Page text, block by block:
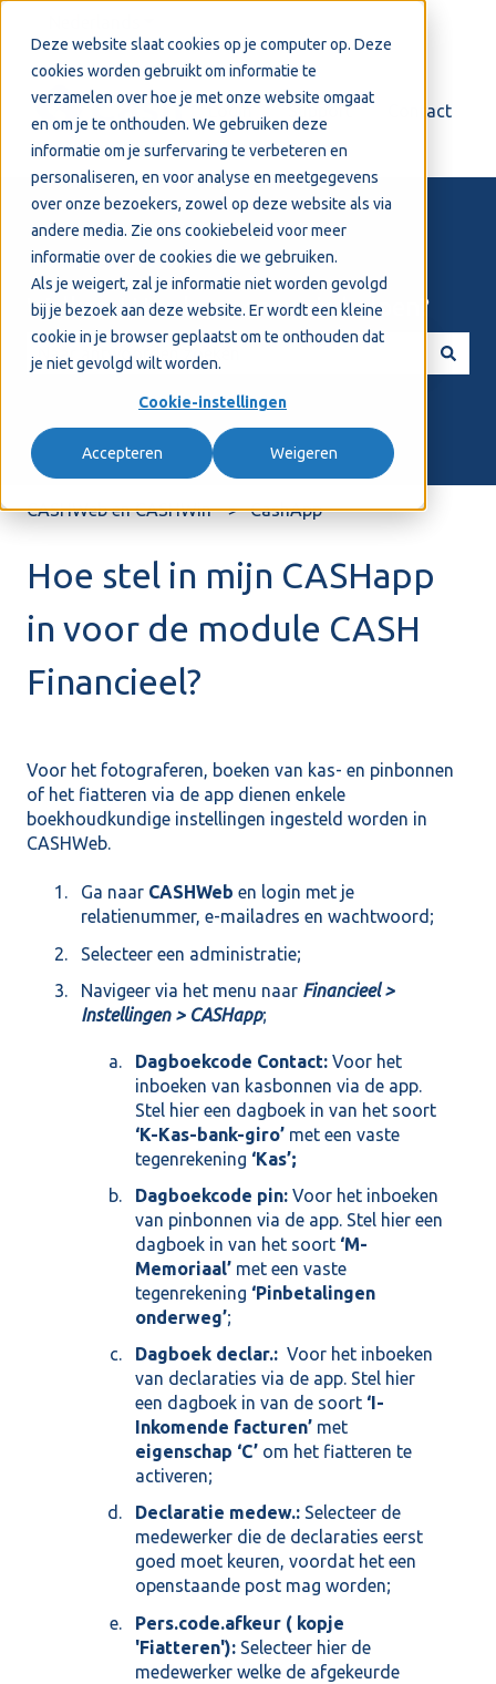
Deze website slaat cookies op je computer op. Deze
cookies worden gebruikt om informatie te
verzamelen over hoe je met onze website omgaat
en om je te onthouden. We gebruiken deze
informatie om je surfervaring te verbeteren en
personaliseren, en voor analyse en meetgegevens
over onze bezoekers, zowel op deze website als via
andere media. Zie ons cookiebeleid voor meer
informatie over de cookies die we gebruiken.
Als je weigert, zal je informatie niet worden gevolgd
bij je bezoek aan deze website. Er wordt een kleine
cookie in je browser geplaatst om te onthouden dat
je niet gevolgd wilt worden.
Cookie-instellingen
Accepteren Weigeren
Support Contact
Welkom! Hoe kunnen we je helpen?
CASHWeb en CASHWin CashApp
Hoe stel in mijn CASHapp
in voor de module CASH
Financieel?
Voor het fotograferen, boeken van kas- en pinbonnen
of het fiatteren via de app dienen enkele
boekhoudkundige instellingen ingesteld worden in
CASHWeb.
Ga naar CASHWeb en login met je
relatienummer, e-mailadres en wachtwoord;
Selecteer een administratie;
Navigeer via het menu naar Financieel >
Instellingen > CASHapp;
Dagboekcode Contact: Voor het
inboeken van kasbonnen via de app.
Stel hier een dagboek in van het soort
‘K-Kas-bank-giro’ met een vaste
tegenrekening ‘Kas’;
Dagboekcode pin: Voor het inboeken
van pinbonnen via de app. Stel hier een
dagboek in van het soort ‘M-
Memoriaal’ met een vaste
tegenrekening ‘Pinbetalingen
onderweg’;
Dagboek declar.: Voor het inboeken
van declaraties via de app. Stel hier
een dagboek in van de soort ‘I-
Inkomende facturen’ met
eigenschap ‘C’ om het fiatteren te
activeren;
Declaratie medew.: Selecteer de
medewerker die de declaraties eerst
goed moet keuren, voordat het een
openstaande post mag worden;
Pers.code.afkeur ( kopje
'Fiatteren'): Selecteer hier de
medewerker welke de afgekeurde